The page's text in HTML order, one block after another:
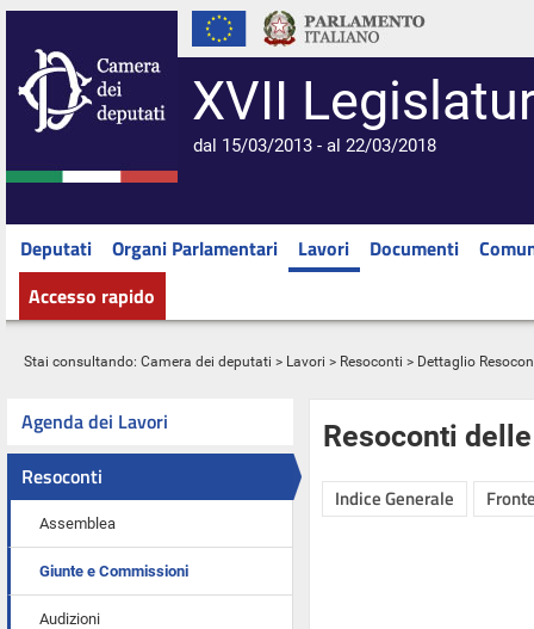
XVII
dal 15/03/2013 - al 22/03/2018
Deputati Organi Parlamentari Lavori Documenti
Accesso rapido
Stai consultando: Camera dei deputati > Lavori > Resoconti > Dettaglio
Agenda dei Lavori
Resoconti
Assemblea
Giunte e Commissioni
Audizioni
Resoconti
Indice Generale